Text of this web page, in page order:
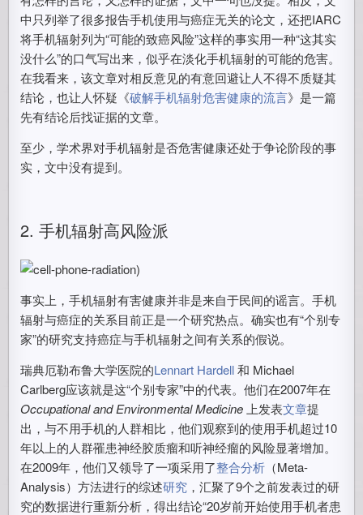
中只列举了很多报告手机使用与癌症无关的论文，还把IARC
将手机辐射列为“可能的致癌风险”这样的事实用一种“这其实
没什么”的口气写出来，似乎在淡化手机辐射的可能的危害。
在我看来，该文章对相反意见的有意回避让人不得不质疑其
结论，也让人怀疑《破解手机辐射危害健康的流言》是一篇
先有结论后找证据的文章。
至少，学术界对手机辐射是否危害健康还处于争论阶段的事
实，文中没有提到。
2. 手机辐射高风险派
)
事实上，手机辐射有害健康并非是来自于民间的谣言。手机
辐射与癌症的关系目前正是一个研究热点。确实也有“个别专
家”的研究支持癌症与手机辐射之间有关系的假说。
瑞典厄勒布鲁大学医院的Lennart Hardell和 Michael
Carlberg应该就是这“个别专家”中的代表。他们在2007年在
Occupational and Environmental Medicine 上发表文章提
出，与不用手机的人群相比，他们观察到的使用手机超过10
年以上的人群罹患神经胶质瘤和听神经瘤的风险显著增加。
在2009年，他们又领导了一项采用了整合分析 （Meta-
Analysis）方法进行的综述研究 ，汇聚了9个之前发表过的研
究的数据进行重新分析，得出结论“20岁前开始使用手机者患